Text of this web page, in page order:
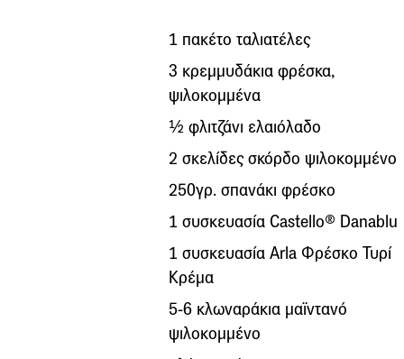
1 πακέτο ταλιατέλες
3 κρεμμυδάκια φρέσκα,
ψιλοκομμένα
½ φλιτζάνι ελαιόλαδο
2 σκελίδες σκόρδο ψιλοκομμένο
250γρ. σπανάκι φρέσκο
1 συσκευασία Castello® Danablu
1 συσκευασία Arla Φρέσκο Τυρί
Κρέμα
5-6 κλωναράκια μαϊντανό
ψιλοκομμένο